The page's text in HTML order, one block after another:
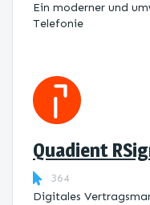
Ein moderner und
Telefonie
Quadient
364
Digitales